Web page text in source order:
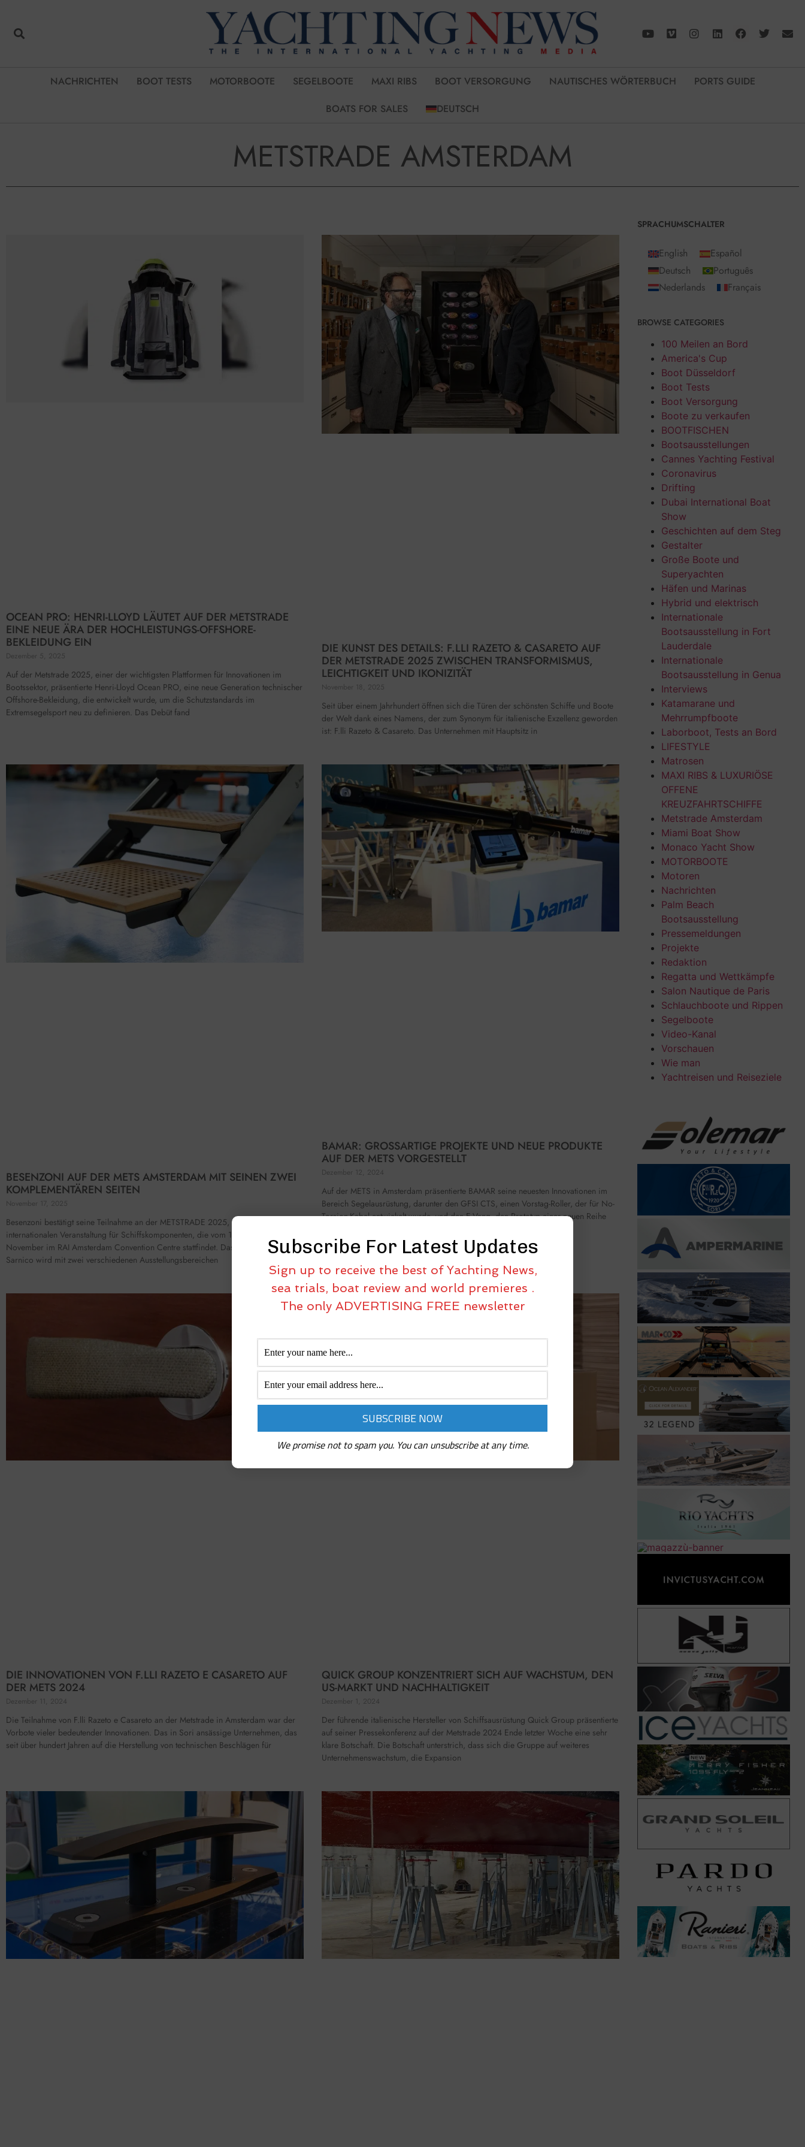
NACHRICHTEN BOOT TESTS MOTORBOOTE SEGELBOOTE MAXI RIBS BOOT VERSORGUNG NAUTISCHES WÖRTERBUCH
PORTS GUIDE
BOATS FOR SALES
DEUTSCH
METSTRADE AMSTERDAM
OCEAN PRO: HENRI-LLOYD LÄUTET AUF DER METSTRADE
EINE NEUE ÄRA DER HOCHLEISTUNGS-OFFSHORE-
BEKLEIDUNG EIN
Dezember 5, 2025
Auf der Metstrade 2025, einer der wichtigsten Plattformen für Innovationen im
Bootssektor, präsentierte Henri-Lloyd Ocean PRO, eine neue Generation technischer
Offshore-Bekleidung, die entwickelt wurde, um die Schutzstandards im
Extremsegelsport neu zu definieren. Das Debüt fand
DIE KUNST DES DETAILS: F.LLI RAZETO & CASARETO AUF
DER METSTRADE 2025 ZWISCHEN TRANSFORMISMUS,
LEICHTIGKEIT UND IKONIZITÄT
November 18, 2025
Seit über einem Jahrhundert öffnen sich die Türen der schönsten Schiffe und Boote
der Welt dank eines Namens, der zum Synonym für italienische Exzellenz geworden
ist: F.lli Razeto & Casareto. Das Unternehmen mit Hauptsitz in
BESENZONI AUF DER METS AMSTERDAM MIT SEINEN ZWEI
KOMPLEMENTÄREN SEITEN
November 17, 2025
Besenzoni bestätigt seine Teilnahme an der METSTRADE 2025, der führenden
internationalen Veranstaltung für Schiffskomponenten, die vom 18. bis 20.
November im RAI Amsterdam Convention Centre stattfindet. Das Unternehmen aus
Sarnico wird mit zwei verschiedenen Ausstellungsbereichen
BAMAR: GROSSARTIGE PROJEKTE UND NEUE PRODUKTE A
UF DER METS VORGESTELLT
Dezember 12, 2024
Auf der METS in Amsterdam präsentierte BAMAR seine neuesten Innovationen im
Bereich Segelausrüstung, darunter den GFSI CTS, einen Vorstag-Roller, der für No-
Torsion-Kabel entwickelt wurde, und den E-Vang, den Prototyp einer neuen Reihe
DIE INNOVATIONEN VON F.LLI RAZETO E CASARETO AUF
DER METS 2024
Dezember 11, 2024
Die Teilnahme von F.lli Razeto e Casareto an der Metstrade in Amsterdam war der
Vorbote vieler bedeutender Innovationen. Das in Sori ansässige Unternehmen, das
seit über hundert Jahren auf die Herstellung von technischen Beschlägen für
QUICK GROUP KONZENTRIERT SICH AUF WACHSTUM, DEN
US-MARKT UND NACHHALTIGKEIT
Dezember 1, 2024
Der führende italienische Hersteller von Schiffsausrüstung Quick Group präsentierte
auf seiner Pressekonferenz auf der Metstrade 2024 Ende letzter Woche eine sehr
klare Botschaft. Die Botschaft unterstrich, dass sich die Gruppe auf weiteres
Unternehmenswachstum, die Expansion
SPRACHUMSCHALTER
English
Español
Deutsch
Português
Nederlands
Français
BROWSE CATEGORIES
100 Meilen an Bord
America's Cup
Boot Düsseldorf
Boot Tests
Boot Versorgung
Boote zu verkaufen
BOOTFISCHEN
Bootsausstellungen
Cannes Yachting Festival
Coronavirus
Drifting
Dubai International Boat
Show
Geschichten auf dem Steg
Gestalter
Große Boote und
Superyachten
Häfen und Marinas
Hybrid und elektrisch
Internationale
Bootsausstellung in Fort
Lauderdale
Internationale
Bootsausstellung in Genua
Interviews
Katamarane und
Mehrrumpfboote
Laborboot, Tests an Bord
LIFESTYLE
Matrosen
MAXI RIBS & LUXURIÖSE
OFFENE
KREUZFAHRTSCHIFFE
Metstrade Amsterdam
Miami Boat Show
Monaco Yacht Show
MOTORBOOTE
Motoren
Nachrichten
Palm Beach
Bootsausstellung
Pressemeldungen
Projekte
Redaktion
Regatta und Wettkämpfe
Salon Nautique de Paris
Schlauchboote und Rippen
Segelboote
Video-Kanal
Vorschauen
Wie man
Yachtreisen und Reiseziele
Subscribe For Latest Updates
Sign up to receive the best of Yachting News,
sea trials, boat review and world premieres .
The only ADVERTISING FREE newsletter
We promise not to spam you. You can unsubscribe at any time.